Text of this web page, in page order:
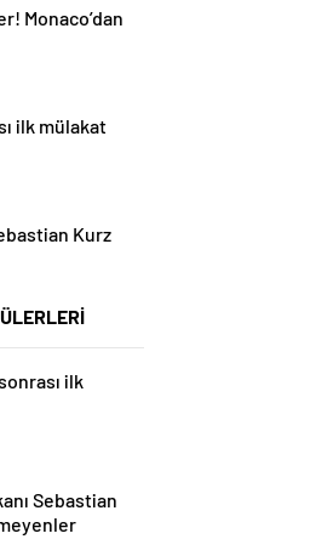
Monaco’dan
ilk mülakat
Kurz
ilk
Sebastian